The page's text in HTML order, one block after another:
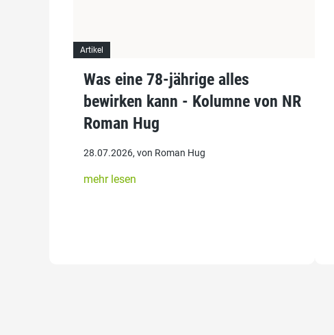
Artikel
Was eine 78-jährige alles
bewirken kann - Kolumne von NR
Roman Hug
28.07.2026, von Roman Hug
mehr lesen